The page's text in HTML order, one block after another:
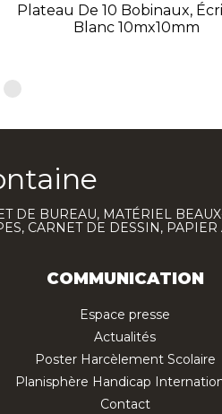
Plateau De 10 Bobinaux,
Blanc 10mx10mm
DE BUREAU, MATÉRIEL
CARNET DE DESSIN,
COMMUNICATION
Espace presse
Actualités
Poster Harcèlement Scolaire
Planisphère Handicap
Contact